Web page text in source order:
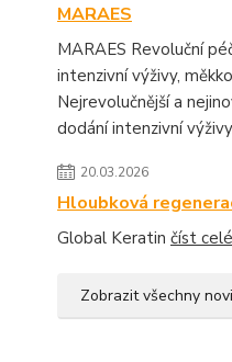
MARAES
MARAES Revoluční
intenzivní výživy,
Nejrevolučnější a
dodání intenzivní
20.03.2026
Hloubková
Global Keratin číst celé
Zobrazit všechny